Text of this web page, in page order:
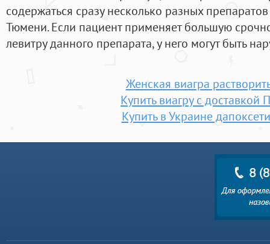
содержаться сразу несколько разных
Тюмени. Если пациент применяет большую
левитру данного препарата, у него могут быть
Женская виагра
Купить виагру с доставкой
Купить в Украине